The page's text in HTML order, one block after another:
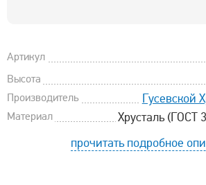
Артикул
Высота
Производитель Гусевской
Материал
Хрусталь (ГОСТ
прочитать подробное